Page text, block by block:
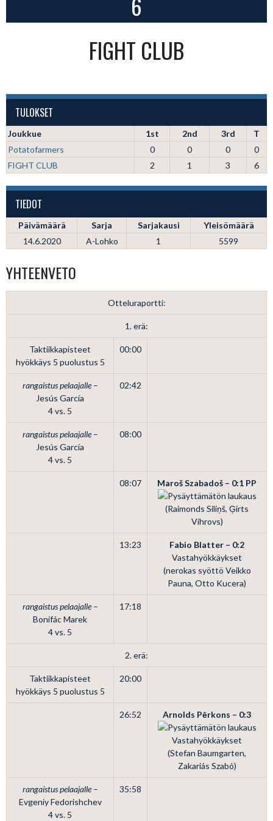
FIGHT CLUB
TULOKSET
Joukkue 1st 2nd 3rd
T
Potatofarmers
0 0 0
0
FIGHT CLUB
2 1 3 6
TIEDOT
Päivämäärä Sarja Sarjakausi
Yleisömäärä
14.6.2020
A-Lohko 1 5599
YHTEENVETO
Otteluraportti:
1. erä:
Taktiikkapisteet
hyökkäys 5 puolustus 5
00:00
rangaistus pelaajalle–
Jesús García
4 vs. 5
02:42
rangaistus pelaajalle–
Jesús García
4 vs. 5
08:00
08:07 Maroš Szabadoš – 0:1 PP
(Raimonds Siliņš, Ģirts
Vihrovs)
13:23
Fabio Blatter – 0:2
Vastahyökkäykset
(nerokas syöttö Veikko
Pauna, Otto Kucera)
rangaistus pelaajalle–
Bonifác Marek
4 vs. 5
17:18
2. erä:
Taktiikkapisteet
hyökkäys 5 puolustus 5
20:00
26:52 Arnolds Pērkons – 0:3
Vastahyökkäykset
(Stefan Baumgarten,
Zakariás Szabó)
rangaistus pelaajalle–
Evgeniy Fedorishchev
4 vs. 5
35:58